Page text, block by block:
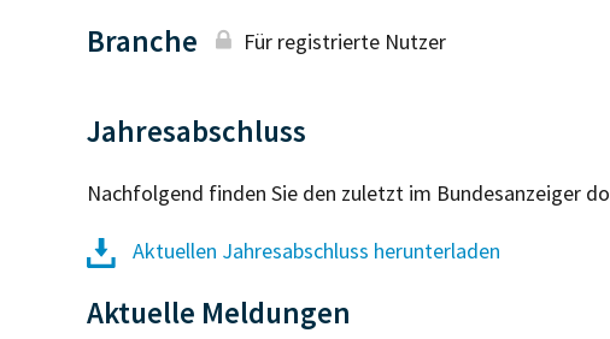
Branche Für registrierte Nutzer
Jahresabschluss
Nachfolgend finden Sie den zuletzt im Bundesanzeiger
Aktuellen Jahresabschluss herunterladen
Aktuelle Meldungen